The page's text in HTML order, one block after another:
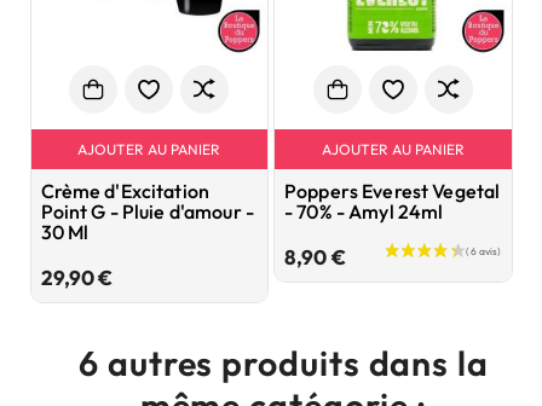
AJOUTER AU PANIER
Crème d'Excitation
Point G - Pluie d'amour -
30 Ml
29,90 €Prix
AJOUTER AU PANIER
Poppers Everest Vegetal
- 70% - Amyl 24ml
8,90 €Prix
6 autres produits dans la